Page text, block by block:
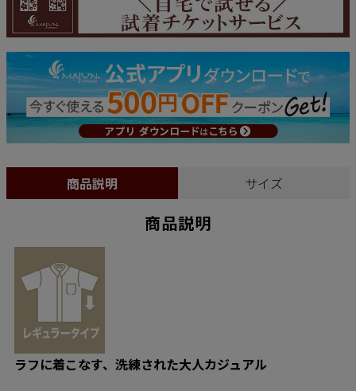
商品説明 サイズ
商品説明
ラフに着こなす、洗練された大人カジュアル